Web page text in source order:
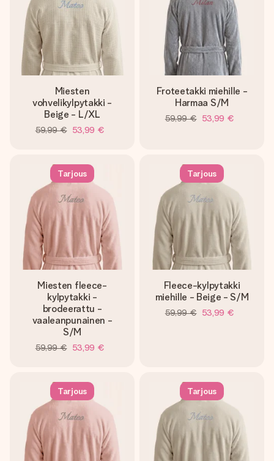
Miesten
vohvelikylpytakki -
Beige - L/XL
59,99 € 53,99 €
Froteetakki miehille -
Harmaa S/M
59,99 € 53,99 €
Tarjous
Miesten fleece-
kylpytakki -
brodeerattu -
vaaleanpunainen -
S/M
59,99 € 53,99 €
Tarjous
Fleece-kylpytakki
miehille - Beige - S/M
59,99 € 53,99 €
Tarjous Tarjous